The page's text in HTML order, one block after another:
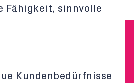
Fähigkeit, sinnvolle
Kundenbedürfnisse